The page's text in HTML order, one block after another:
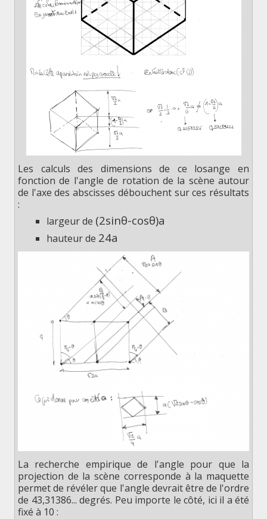
Les calculs des dimensions de ce losange en
fonction de l'angle de rotation de la scène autour
de l'axe des abscisses débouchent sur ces résultats
:
largeur de (2sinθ-cosθ)a
hauteur de 24a
La recherche empirique de l'angle pour que la
projection de la scène corresponde à la maquette
permet de révéler que l'angle devrait être de l'ordre
de 43,31386... degrés. Peu importe le côté, ici il a été
fixé à 10 :